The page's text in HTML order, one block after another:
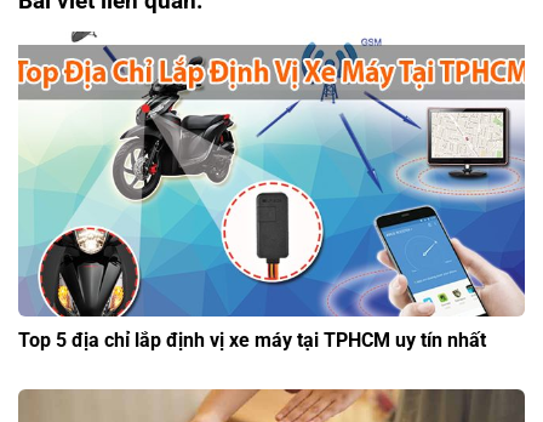
Top 5 địa chỉ lắp định vị xe máy tại TPHCM uy tín nhất